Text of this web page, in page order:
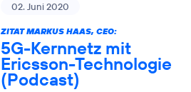
02. Juni 2020
ZITAT MARKUS HAAS, CEO:
5G-Kernnetz mit
Ericsson-Technologie
(Podcast)